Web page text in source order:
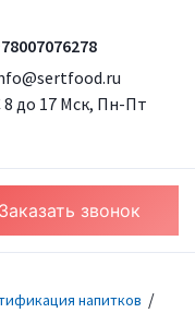
8 до 17 Мск, Пн-Пт
Заказать звонок
напитков /